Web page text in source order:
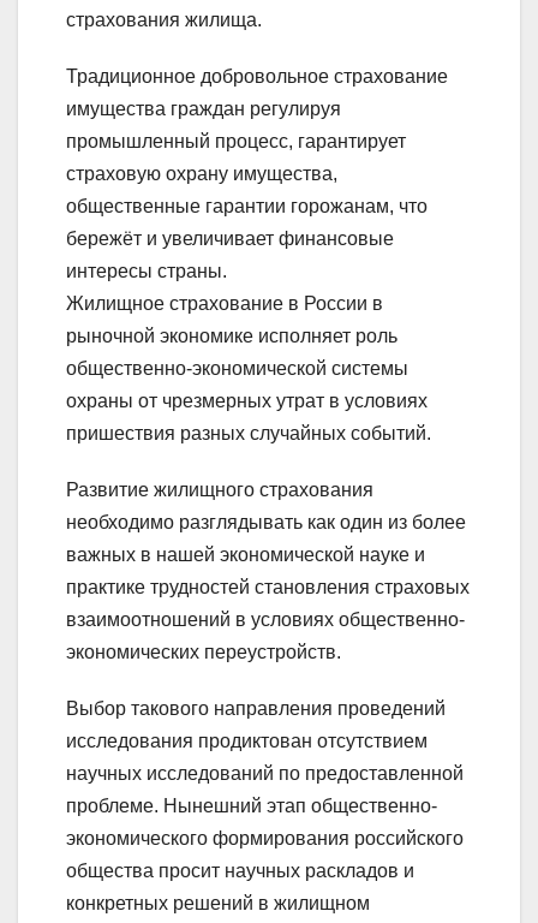
страхования жилища.
Традиционное добровольное страхование
имущества граждан регулируя
промышленный процесс, гарантирует
страховую охрану имущества,
общественные гарантии горожанам, что
бережёт и увеличивает финансовые
интересы страны.
Жилищное страхование в России в
рыночной экономике исполняет роль
общественно-экономической системы
охраны от чрезмерных утрат в условиях
пришествия разных случайных событий.
Развитие жилищного страхования
необходимо разглядывать как один из более
важных в нашей экономической науке и
практике трудностей становления страховых
взаимоотношений в условиях общественно-
экономических переустройств.
Выбор такового направления проведений
исследования продиктован отсутствием
научных исследований по предоставленной
проблеме. Нынешний этап общественно-
экономического формирования российского
общества просит научных раскладов и
конкретных решений в жилищном